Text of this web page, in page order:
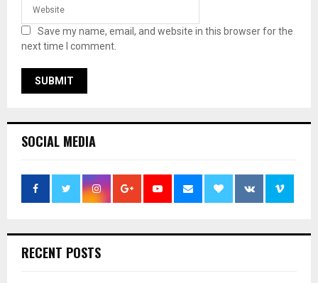
Save my name, email, and website in this browser for the
next time I comment.
SOCIAL MEDIA
RECENT POSTS